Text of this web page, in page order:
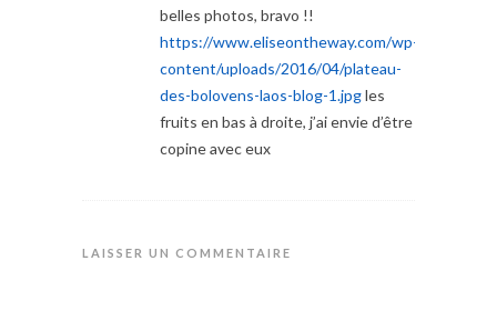
belles photos, bravo !!
https://www.eliseontheway.com/wp-
content/uploads/2016/04/plateau-
des-bolovens-laos-blog-1.jpgles
fruits en bas à droite, j’ai envie d’être
copine avec eux
LAISSER UN COMMENTAIRE